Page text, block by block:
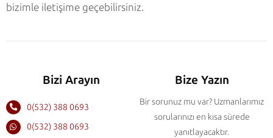
bizimle iletişime geçebilirsiniz.
Bizi Arayın
0(532) 388 0693
0(532) 388 0693
Bize Yazın
Bir sorunuz mu var? Uzmanlarımız
sorularınızı en kısa sürede
yanıtlayacaktır.